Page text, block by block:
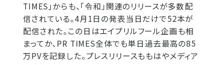
TIMES」からも、「令和」関連のリリースが多数配
信されている。4月1日の発表当日だけで52本が
配信された。この日はエイプリルフール企画も相
まってか、PR TIMES全体でも単日過去最高の85
万PVを記録した。プレスリリースももはやメディア